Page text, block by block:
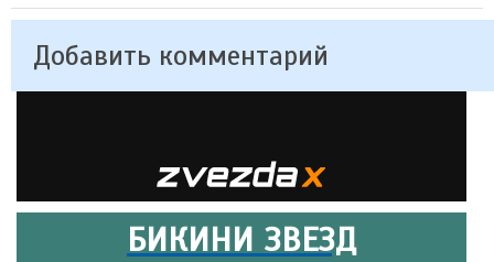
Добавить комментарий
БИКИНИ ЗВЕЗД